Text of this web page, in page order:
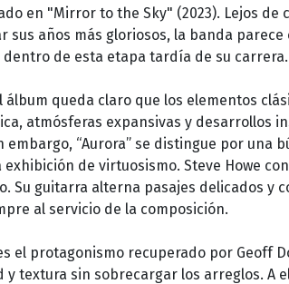
en "Mirror to the Sky" (2023). Lejos de
sus años más gloriosos, la banda parece
de esta etapa tardía de su carrera.
queda claro que los elementos
atmósferas expansivas y desarrollos
“Aurora” se distingue por una
de virtuosismo. Steve Howe
Su guitarra alterna pasajes delicados y
al servicio de la composición.
el protagonismo recuperado por Geoff
textura sin sobrecargar los arreglos. A